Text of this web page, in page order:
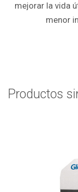
mejorar la vida
menor
Productos